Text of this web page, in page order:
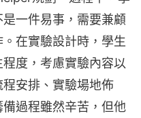
一件易事，需要兼顧
在實驗設計時，學生
度，考慮實驗內容以
安排、實驗場地佈
過程雖然辛苦，但他